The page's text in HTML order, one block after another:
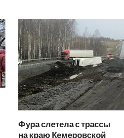
Фура слетела с трассы
на краю Кемеровской